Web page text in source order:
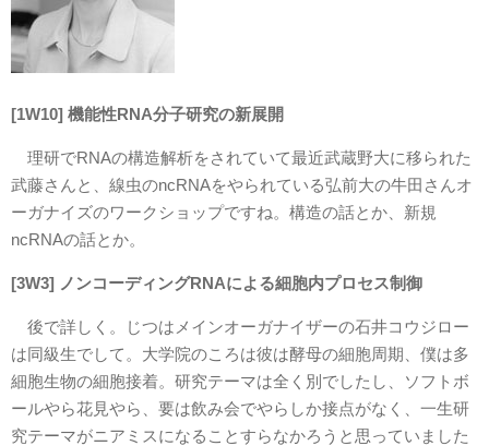
[1W10] 機能性RNA分子研究の新展開
理研でRNAの構造解析をされていて最近武蔵野大に移られた
武藤さんと、線虫のncRNAをやられている弘前大の牛田さんオ
ーガナイズのワークショップですね。構造の話とか、新規
ncRNAの話とか。
[3W3] ノンコーディングRNAによる細胞内プロセス制御
後で詳しく。じつはメインオーガナイザーの石井コウジロー
は同級生でして。大学院のころは彼は酵母の細胞周期、僕は多
細胞生物の細胞接着。研究テーマは全く別でしたし、ソフトボ
ールやら花見やら、要は飲み会でやらしか接点がなく、一生研
究テーマがニアミスになることすらなかろうと思っていました